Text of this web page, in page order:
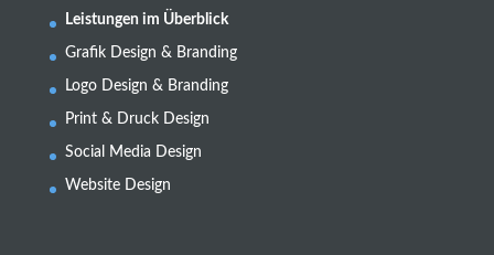
Leistungen im Überblick
Grafik Design & Branding
Logo Design & Branding
Print & Druck Design
Social Media Design
Website Design